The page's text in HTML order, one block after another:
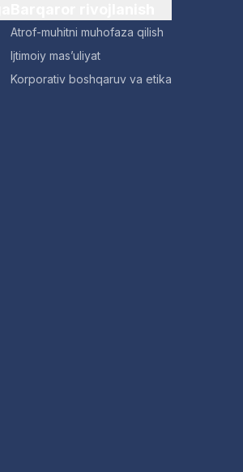
Atrof-muhitni muhofaza qilish
Ijtimoiy mas’uliyat
Korporativ boshqaruv va etika